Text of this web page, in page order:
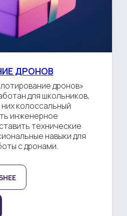
ДРОНОВ
дронов»
для школьников,
колоссальный
инженерное
технические
навыки для
с дронами.